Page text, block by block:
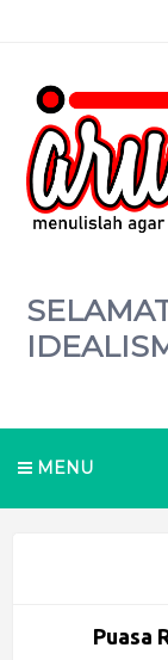
MENU
Puasa